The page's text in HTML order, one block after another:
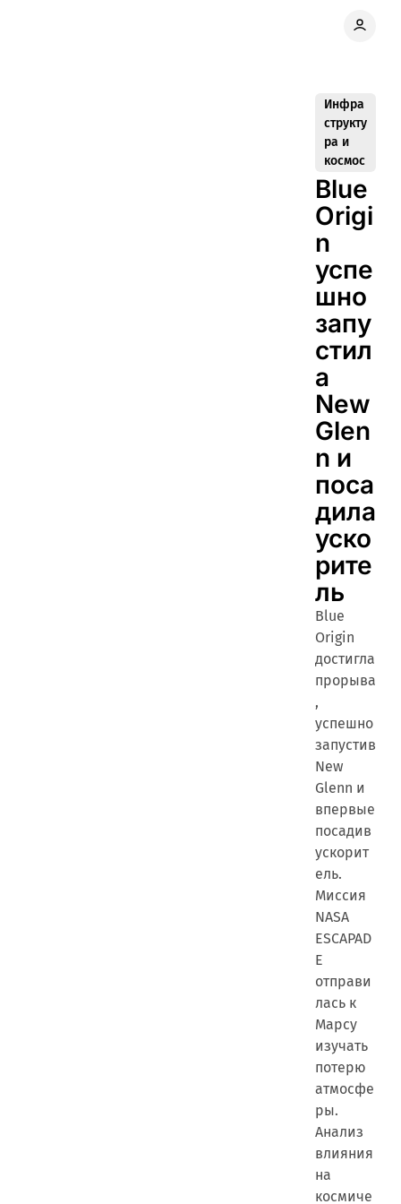
Инфра
структу
ра и
космос
Blue
Origi
n
успе
шно
запу
стил
а
New
Glen
n и
поса
дила
уско
рите
ль
Blue
Origin
достигла
прорыва
,
успешно
запустив
New
Glenn и
впервые
посадив
ускорит
ель.
Миссия
NASA
ESCAPAD
E
отправи
лась к
Марсу
изучать
потерю
атмосфе
ры.
Анализ
влияния
на
космиче